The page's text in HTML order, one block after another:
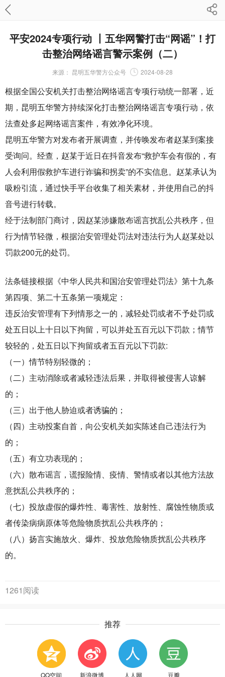
平安2024专项行动 丨五华网警打击“网谣”！打
击整治网络谣言警示案例（二）
来源： 昆明五华警方公众号 2024-08-28
根据全国公安机关打击整治网络谣言专项行动统一部署，近
期，昆明五华警方持续深化打击整治网络谣言专项行动，依
法查处多起网络谣言案件，有效净化环境。
昆明五华警方对发布者开展调查，并传唤发布者赵某到案接
受询问。经查，赵某于近日在抖音发布“救护车会有假的，有
人会利用假救护车进行诈骗和拐卖”的不实信息。赵某承认为
吸粉引流，通过快手平台收集了相关素材，并使用自己的抖
音号进行转载。
经于法制部门商讨，因赵某涉嫌散布谣言扰乱公共秩序，但
行为情节轻微，根据治安管理处罚法对违法行为人赵某处以
罚款200元的处罚。
法条链接根据《中华人民共和国治安管理处罚法》第十九条
第四项、第二十五条第一项规定：
违反治安管理有下列情形之一的，减轻处罚或者不予处罚或
处五日以上十日以下拘留，可以并处五百元以下罚款；情节
较轻的，处五日以下拘留或者五百元以下罚款:
（一）情节特别轻微的；
（二）主动消除或者减轻违法后果，并取得被侵害人谅解
的；
（三）出于他人胁迫或者诱骗的；
（四）主动投案自首，向公安机关如实陈述自己违法行为
的；
（五）有立功表现的；
（六）散布谣言，谎报险情、疫情、警情或者以其他方法故
意扰乱公共秩序的；
（七）投放虚假的爆炸性、毒害性、放射性、腐蚀性物质或
者传染病病原体等危险物质扰乱公共秩序的；
（八）扬言实施放火、爆炸、投放危险物质扰乱公共秩序
的。
1261阅读
推荐
QQ空间 新浪微博 人人网 豆瓣